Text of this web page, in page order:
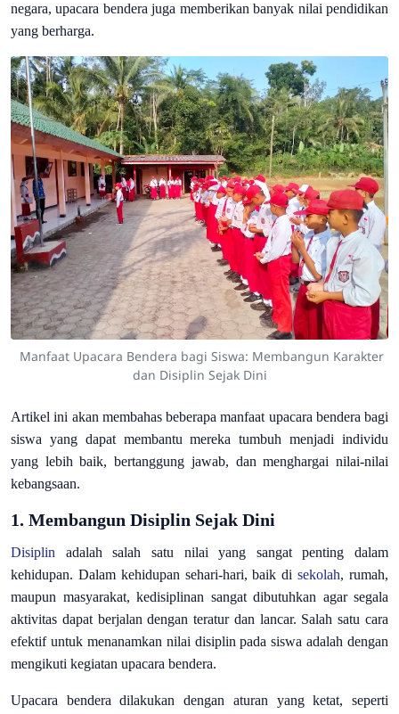
negara, upacara bendera juga memberikan banyak nilai pendidikan
yang berharga.
Manfaat Upacara Bendera bagi Siswa: Membangun Karakter
dan Disiplin Sejak Dini
Artikel ini akan membahas beberapa manfaat upacara bendera bagi
siswa yang dapat membantu mereka tumbuh menjadi individu
yang lebih baik, bertanggung jawab, dan menghargai nilai-nilai
kebangsaan.
1. Membangun Disiplin Sejak Dini
Disiplin adalah salah satu nilai yang sangat penting dalam
kehidupan. Dalam kehidupan sehari-hari, baik disekolah, rumah,
maupun masyarakat, kedisiplinan sangat dibutuhkan agar segala
aktivitas dapat berjalan dengan teratur dan lancar. Salah satu cara
efektif untuk menanamkan nilai disiplin pada siswa adalah dengan
mengikuti kegiatan upacara bendera.
Upacara bendera dilakukan dengan aturan yang ketat, seperti